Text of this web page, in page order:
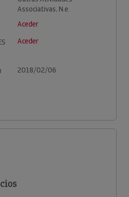
Associativas, N.e.
Aceder
Aceder
2018/02/06